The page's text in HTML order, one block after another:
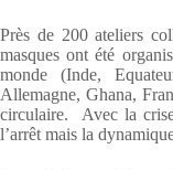
Près de 200 ateliers
masques ont été
monde (Inde,
Allemagne, Ghana,
circulaire. Avec la
l’arrêt mais la